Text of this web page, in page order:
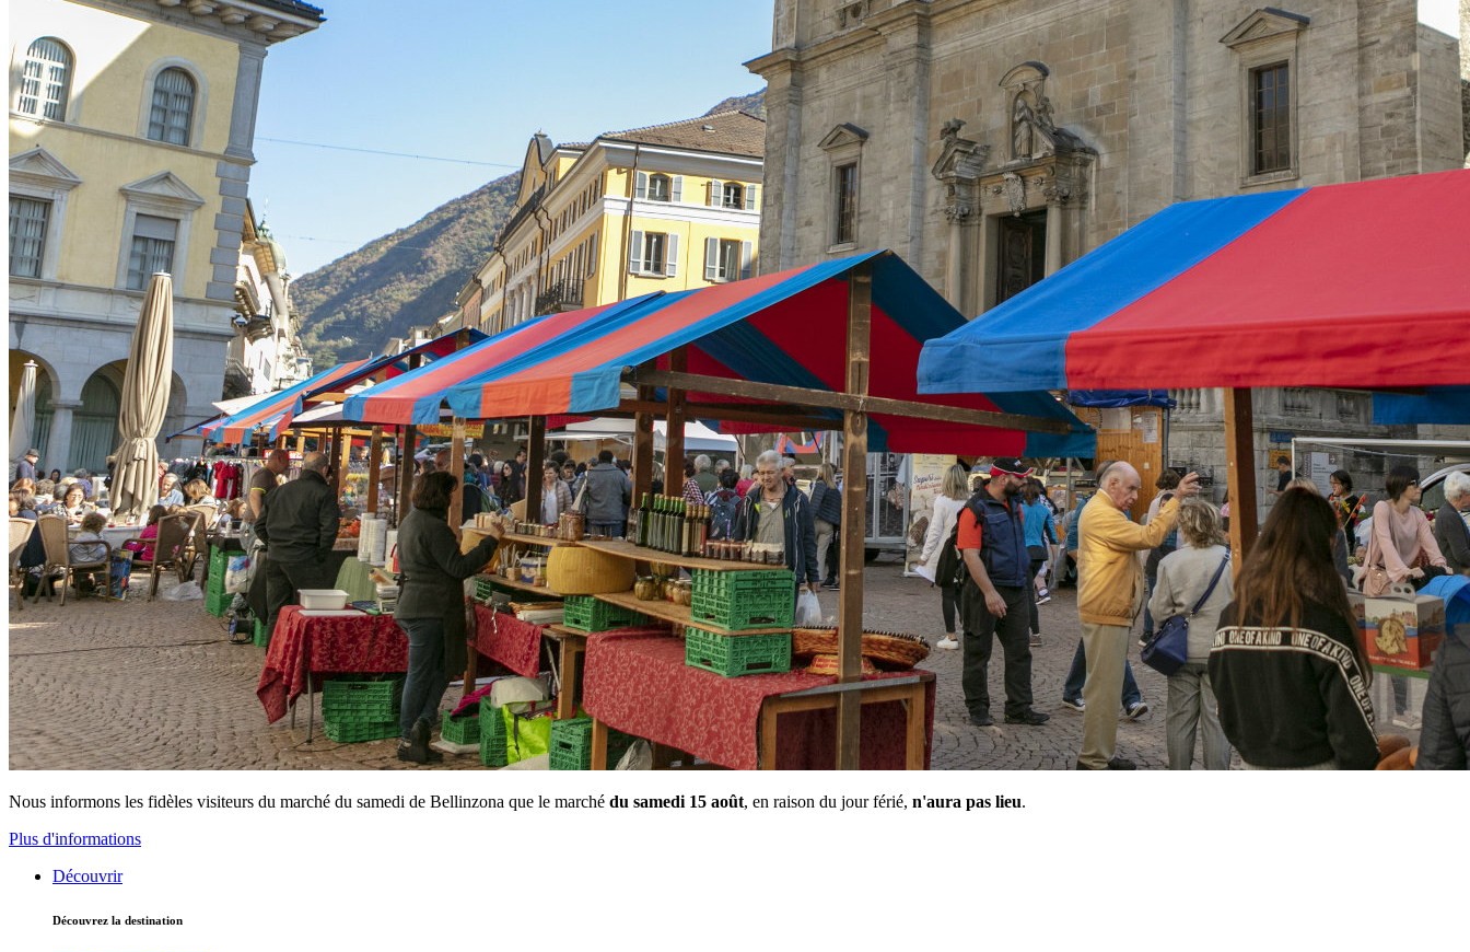
Nous informons les fidèles visiteurs du marché du samedi de Bellinzona que le marché du samedi 15 août, en raison du jour férié, n'aura pas lieu.
Plus d'informations
Découvrir
Découvrez la destination